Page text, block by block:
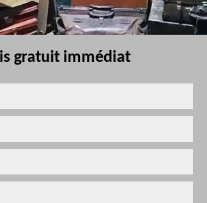
gratuit immédiat